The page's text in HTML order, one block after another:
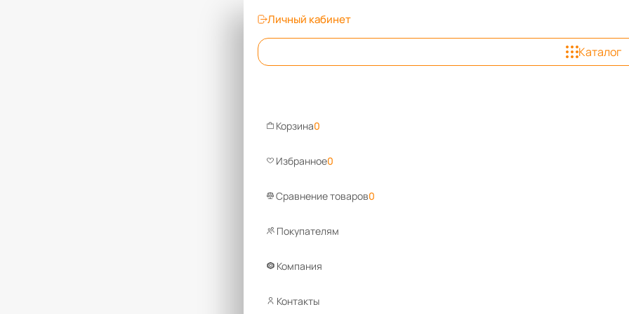
Личный кабинет
Каталог
Корзина0
Избранное0
Сравнение товаров0
Покупателям
Компания
Контакты